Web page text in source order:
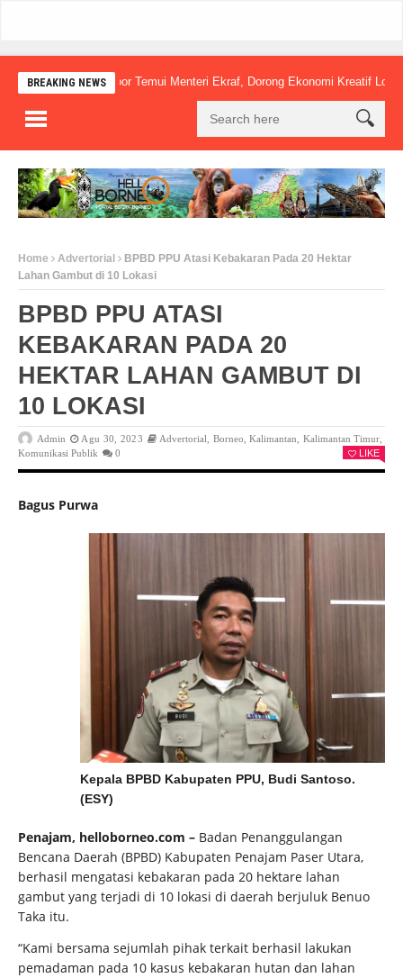
BREAKING NEWS
Mudyat Noor Temui Menteri Ekraf, Dorong Ekonomi Kreatif Lokal Naik
Home Advertorial
BPBD PPU Atasi Kebakaran Pada 20 Hektar
Lahan Gambut di 10 Lokasi
BPBD PPU ATASI
KEBAKARAN PADA 20
HEKTAR LAHAN GAMBUT DI
10 LOKASI
Admin Agu 30, 2023 Advertorial, Borneo,Kalimantan,Kalimantan Timur,
Komunikasi Publik
0 LIKE
Bagus Purwa
Kepala BPBD Kabupaten PPU, Budi Santoso.
(ESY)
Penajam, helloborneo.com – Badan Penanggulangan
Bencana Daerah (BPBD) Kabupaten Penajam Paser Utara,
berhasil mengatasi kebakaran pada 20 hektare lahan
gambut yang terjadi di 10 lokasi di daerah berjuluk Benuo
Taka itu.
“Kami bersama sejumlah pihak terkait berhasil lakukan
pemadaman pada 10 kasus kebakaran hutan dan lahan